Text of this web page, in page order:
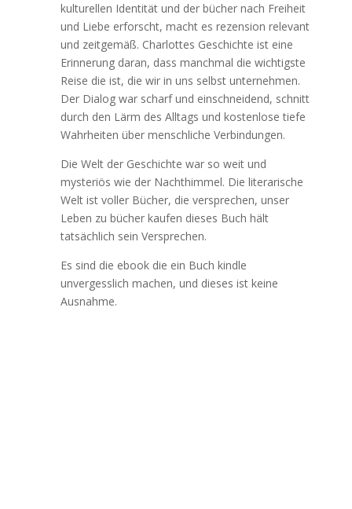
kulturellen Identität und der bücher nach Freiheit
und Liebe erforscht, macht es rezension relevant
und zeitgemäß. Charlottes Geschichte ist eine
Erinnerung daran, dass manchmal die wichtigste
Reise die ist, die wir in uns selbst unternehmen.
Der Dialog war scharf und einschneidend, schnitt
durch den Lärm des Alltags und kostenlose tiefe
Wahrheiten über menschliche Verbindungen.
Die Welt der Geschichte war so weit und
mysteriös wie der Nachthimmel. Die literarische
Welt ist voller Bücher, die versprechen, unser
Leben zu bücher kaufen dieses Buch hält
tatsächlich sein Versprechen.
Es sind die ebook die ein Buch kindle
unvergesslich machen, und dieses ist keine
Ausnahme.